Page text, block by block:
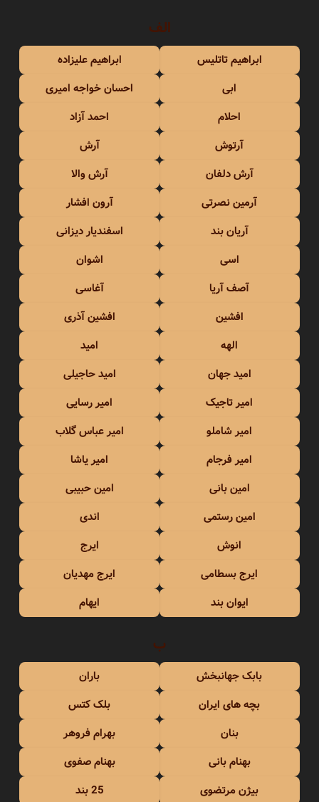
الف
ابراهیم تاتلیس
ابراهیم علیزاده
ابی
احسان خواجه امیری
احلام
احمد آزاد
آرتوش
آرش
آرش دلفان
آرش والا
آرمین نصرتی
آرون افشار
آریان بند
اسفندیار دیزانی
اسی
اشوان
آصف آریا
آغاسی
افشین
افشین آذری
الهه
امید
امید جهان
امید حاجیلی
امیر تاجیک
امیر رسایی
امیر شاملو
امیر عباس گلاب
امیر فرجام
امیر یاشا
امین بانی
امین حبیبی
امین رستمی
اندی
انوش
ایرج
ایرج بسطامی
ایرج مهدیان
ایوان بند
ایهام
ب
بابک جهانبخش
باران
بچه های ایران
بلک کتس
بنان
بهرام فروهر
بهنام بانی
بهنام صفوی
بیژن مرتضوی
25 بند